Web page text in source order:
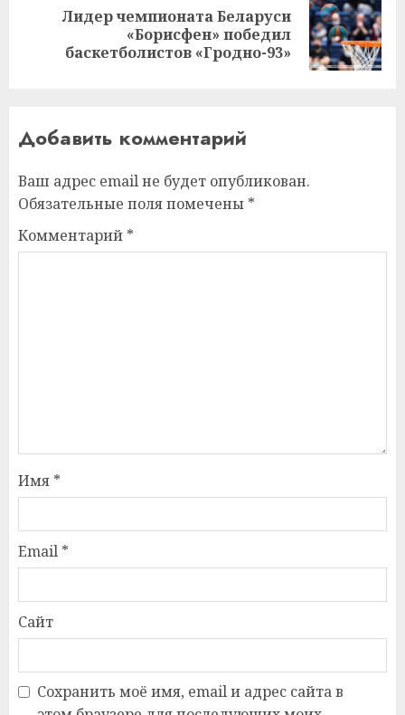
Следующая
запись:
Лидер чемпионата Беларуси
«Борисфен» победил
баскетболистов «Гродно-93»
Добавить комментарий
Ваш адрес email не будет опубликован.
Обязательные поля помечены *
Комментарий *
Имя *
Email *
Сайт
Сохранить моё имя, email и адрес сайта в